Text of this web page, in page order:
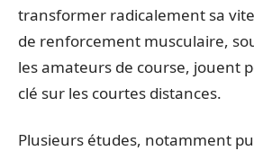
transformer radicalement sa
de renforcement musculaire,
les amateurs de course, jouent
clé sur les courtes distances.
Plusieurs études, notamment